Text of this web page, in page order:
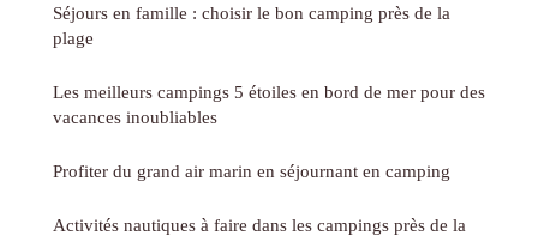
Séjours en famille : choisir le bon camping près de la
plage
Les meilleurs campings 5 étoiles en bord de mer pour des
vacances inoubliables
Profiter du grand air marin en séjournant en camping
Activités nautiques à faire dans les campings près de la